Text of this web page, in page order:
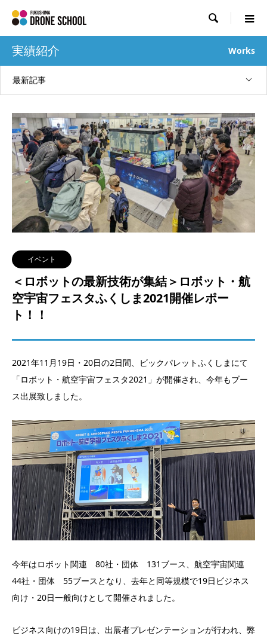

実績紹介 Works
最新記事
イベント
＜ロボットの最新技術が集結＞ロボット・航
空宇宙フェスタふくしま2021開催レポー
ト！！
2021年11月19日・20日の2日間、ビックパレットふくしまにて
「ロボット・航空宇宙フェスタ2021」が開催され、今年もブー
ス出展致しました。
今年はロボット関連 80社・団体 131ブース、航空宇宙関連
44社・団体 55ブースとなり、去年と同等規模で19日ビジネス
向け・20日一般向けとして開催されました。
ビジネス向けの19日は、出展者プレゼンテーションが行われ、弊